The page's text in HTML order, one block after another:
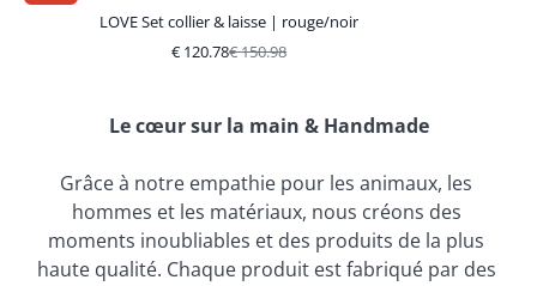
LOVE Set collier & laisse | rouge/noir
€ 120.78€150.98
Le cœur sur la main & Handmade
Grâce à notre empathie pour les animaux, les
hommes et les matériaux, nous créons des
moments inoubliables et des produits de la plus
haute qualité. Chaque produit est fabriqué par des